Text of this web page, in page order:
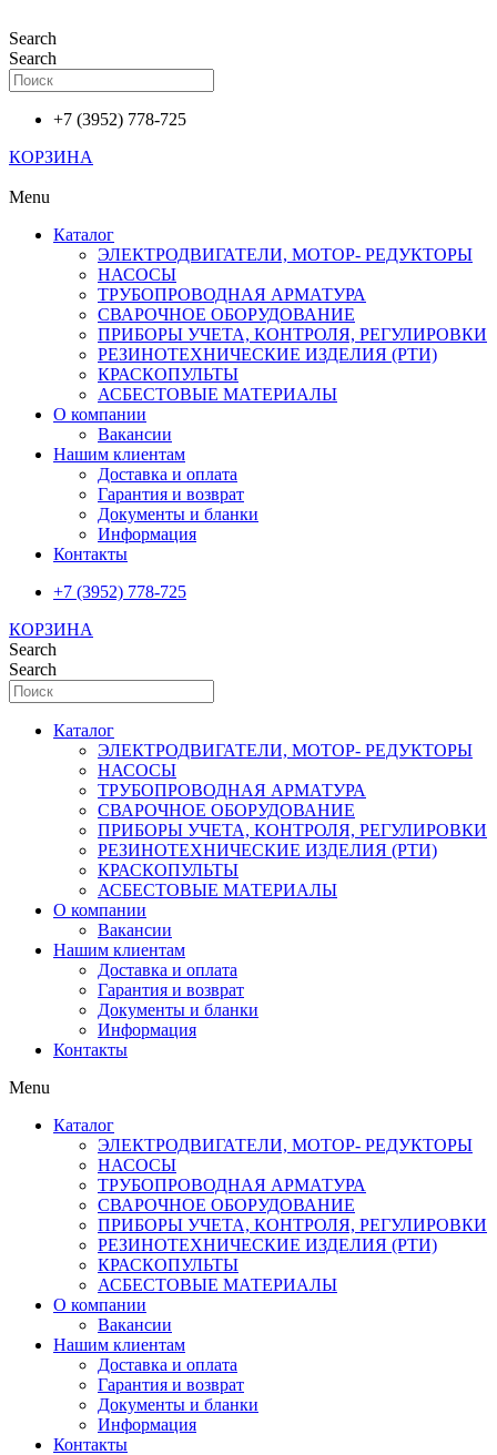
к
содержимому
Search
Search
+7 (3952) 778-725
КОРЗИНА
Menu
Каталог
ЭЛЕКТРОДВИГАТЕЛИ, МОТОР- РЕДУКТОРЫ
НАСОСЫ
ТРУБОПРОВОДНАЯ АРМАТУРА
СВАРОЧНОЕ ОБОРУДОВАНИЕ
ПРИБОРЫ УЧЕТА, КОНТРОЛЯ, РЕГУЛИРОВКИ
РЕЗИНОТЕХНИЧЕСКИЕ ИЗДЕЛИЯ (РТИ)
КРАСКОПУЛЬТЫ
АСБЕСТОВЫЕ МАТЕРИАЛЫ
О компании
Вакансии
Нашим клиентам
Доставка и оплата
Гарантия и возврат
Документы и бланки
Информация
Контакты
+7 (3952) 778-725
КОРЗИНА
Search
Search
Каталог
ЭЛЕКТРОДВИГАТЕЛИ, МОТОР- РЕДУКТОРЫ
НАСОСЫ
ТРУБОПРОВОДНАЯ АРМАТУРА
СВАРОЧНОЕ ОБОРУДОВАНИЕ
ПРИБОРЫ УЧЕТА, КОНТРОЛЯ, РЕГУЛИРОВКИ
РЕЗИНОТЕХНИЧЕСКИЕ ИЗДЕЛИЯ (РТИ)
КРАСКОПУЛЬТЫ
АСБЕСТОВЫЕ МАТЕРИАЛЫ
О компании
Вакансии
Нашим клиентам
Доставка и оплата
Гарантия и возврат
Документы и бланки
Информация
Контакты
Menu
Каталог
ЭЛЕКТРОДВИГАТЕЛИ, МОТОР- РЕДУКТОРЫ
НАСОСЫ
ТРУБОПРОВОДНАЯ АРМАТУРА
СВАРОЧНОЕ ОБОРУДОВАНИЕ
ПРИБОРЫ УЧЕТА, КОНТРОЛЯ, РЕГУЛИРОВКИ
РЕЗИНОТЕХНИЧЕСКИЕ ИЗДЕЛИЯ (РТИ)
КРАСКОПУЛЬТЫ
АСБЕСТОВЫЕ МАТЕРИАЛЫ
О компании
Вакансии
Нашим клиентам
Доставка и оплата
Гарантия и возврат
Документы и бланки
Информация
Контакты